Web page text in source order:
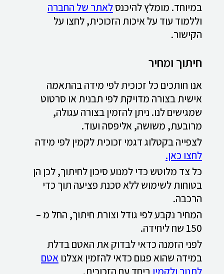
במיוחד. מומלץ להיכנסלאתר של החברה
וללמוד עוד על איכות הזכוכית, לחצו על
הקישור.
חיתוך ומחיר
אנו חותכים כל זכוכית לפי מידה בהתאמה
אישית בצורה מדויקת לפי תבנית או סרטוט
שמגישים לנו. ניתן להזמין בצורה עגולה,
מרובעת, משושה, אליפסה ועוד.
לצפייה בקטלוג דגמי זכוכית לקמין לפי מידה
לחצו כאן.
כל צד מלוטש כדי למנוע סיכון לחיתוך, לכן הן
בטוחות לשימוש ללא סכנת פציעה תוך כדי
הרכבה.
המחיר נקבע לפי גודל וצורת חיתוך, החל מ –
150 שח ליחידה.
לפני הזמנה כדאי לבדוק את האטם בדלת
במידה שהוא פגום כדאי להזמין אצלנו אטם
לתנור ולקמיןביחד עם הזכוכית.